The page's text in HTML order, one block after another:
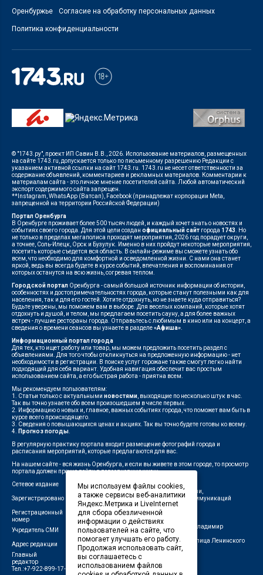
Оренбуржье Согласие на обработку персональных данных
Политика конфиденциальности
© "1743.ру", проект ИП Савин В.В., 2026. Использование материалов, размещенных
на сайте 1743.ru, допускается только по письменному разрешению Редакции с
указанием активной ссылки на сайт 1743.ru. 1743.ru не несет ответственности за
содержание объявлений, комментариев и рекламных материалов. Комментарии к
материалам сайта - это личное мнение посетителей сайта. Любой автоматический
экспорт содержимого сайта запрещен.
**Instagram, WhatsApp (Ватсап), Facebook (принадлежат корпорации Meta,
запрещенной на территории Российской Федерации)
Портал Оренбурга
В Оренбурге проживает более 500 тысяч людей, и каждый хочет знать о новостях и
событиях своего города. Для этой цели создан официальный сайт города 1743. Но
не только в пределах мегаполиса проходят мероприятия, 2026 год порадует округи,
а точнее, Соль-Илецк, Орск и Бузулук. Именно в них пройдут некоторые мероприятия,
посетить которые съедется вся область. В онлайн-режиме вы сможете узнать обо
всем, что необходимо для комфортной и осведомленной жизни. С нами она станет
яркой, ведь вы всегда будете в курсе событий, впечатления и воспоминания от
которых останутся на всю жизнь, согревая теплом.
Городской портал Оренбурга - самый большой источник информации об истории,
особенностях и достопримечательностях города, которые станут полезными как для
населения, так и для его гостей. Хотите отдохнуть, но не знаете куда отправиться?
Будьте уверены, мы поможем вам в выборе. Для веселых компаний, которые хотят
отдохнуть и душой, и телом, мы предлагаем посетить сауну, а для более важных
встреч - лучшие рестораны города. Отправьтесь с любимым в кино или на концерт, а
сведения о времени сеансов вы узнаете в разделе«Афиша».
Информационный портал города
Для тех, кто ищет работу или товар, мы можем предложить посетить раздел с
объявлениями. Для того чтобы откликнуться на предложенную информацию - нет
необходимости в регистрации. В поиске услуг горожане также смогут легко найти
подходящий для себя вариант. Удобная навигация обеспечит вас простым
использованием сайта, а его быстрая работа - приятна всем.
Мы рекомендуем пользователям:
1. Статьи только с актуальными новостями, выходящие по несколько штук в час.
Так вы точно узнаете обо всем произошедшем в числе первых.
2. Информацию о новых и, главное, важных событиях города, что поможет вам быть в
курсе всего происходящего.
3. Сведения о повышающихся ценах и акциях. Так вы точно будете готовы ко всему.
4. Прогноз погоды.
В регулярную практику портала входит размещение фотографий города и
расписания мероприятий, которые предлагаются для вас.
На нашем сайте - вся жизнь Оренбурга, и если вы живете в этом городе, то просмотр
портала должен прочно войти в повседневную жизнь.
Сетевое издание
"1743"
Зарегистрировано
Федеральной службой по надзору в сфере связи,
информационных технологий и массовых коммуникаций
(Роскомнадзор)
Регистрационный
номер
ЭЛ № ФС 77-75960 от 19.06.2019 г.
Учредитель СМИ
Индивидуальный предприниматель Савин Владимир
Валерьевич
Адрес редакции
462411, Оренбургская область, город Орск, улица Ленинского
Комсомола, д. 4-Б
Главный
редактор
Лещенко П.А.
Тел.:+7-922-899-17-43
Мы используем файлы cookies,
а также сервисы веб-аналитики
Яндекс.Метрика и LiveInternet
для сбора обезличенной
информации о действиях
пользователей на сайте, что
помогает улучшать его работу.
Продолжая использовать сайт,
вы соглашаетесь с
использованием файлов